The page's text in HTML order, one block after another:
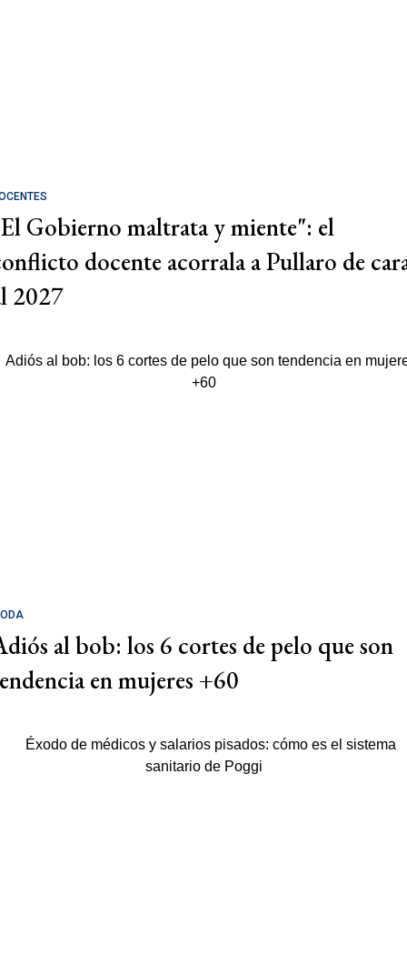
Gobierno maltrata y miente": el
docente acorrala a Pullaro de
2027
al bob: los 6 cortes de pelo que son
en mujeres +60